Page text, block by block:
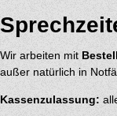
Wir arbeiten mit
außer natürlich in
Kassenzulassung: